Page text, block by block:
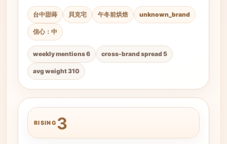
台中甜蒔 貝克宅 午冬前烘焙 unknown_brand
信心：中
weekly mentions 6 cross-brand spread 5
avg weight 310
RISING 3